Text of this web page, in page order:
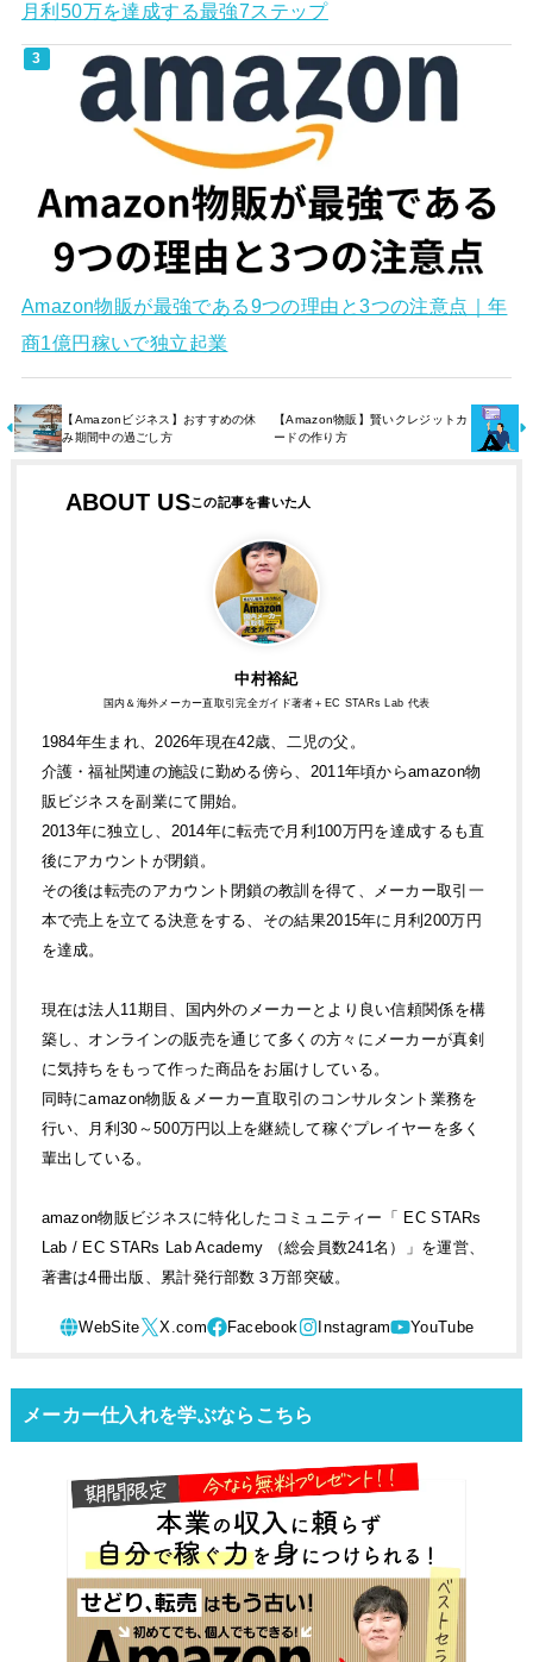
月利50万を達成する最強7ステップ
Amazon物販が最強である9つの理由と3つの注意点｜年
商1億円稼いで独立起業
【Amazonビジネス】おすすめの休
み期間中の過ごし方
【Amazon物販】賢いクレジットカ
ードの作り方
ABOUT US
中村裕紀
国内＆海外メーカー直取引完全ガイド著者＋EC STARs Lab 代表
1984年生まれ、2026年現在42歳、二児の父。
介護・福祉関連の施設に勤める傍ら、2011年頃からamazon物
販ビジネスを副業にて開始。
2013年に独立し、2014年に転売で月利100万円を達成するも直
後にアカウントが閉鎖。
その後は転売のアカウント閉鎖の教訓を得て、メーカー取引一
本で売上を立てる決意をする、その結果2015年に月利200万円
を達成。
現在は法人11期目、国内外のメーカーとより良い信頼関係を構
築し、オンラインの販売を通じて多くの方々にメーカーが真剣
に気持ちをもって作った商品をお届けしている。
同時にamazon物販＆メーカー直取引のコンサルタント業務を
行い、月利30～500万円以上を継続して稼ぐプレイヤーを多く
輩出している。
amazon物販ビジネスに特化したコミュニティー「 EC STARs
Lab / EC STARs Lab Academy （総会員数241名）」を運営、
著書は4冊出版、累計発行部数３万部突破。
メーカー仕入れを学ぶならこちら